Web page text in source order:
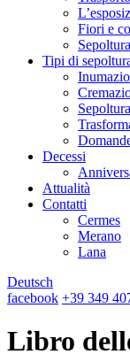
Fiori e
Sepoltura
Tipi di
Decessi
Attualità
Contatti
Cermes
Merano
Lana
Deutsch
facebook +39 349
Libro